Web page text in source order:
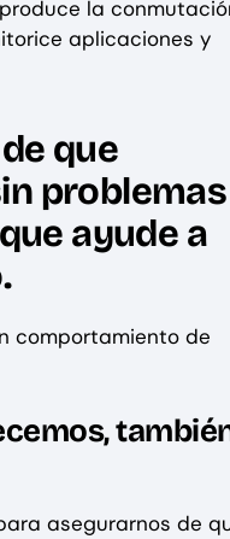
la
aplicaciones y
que
ayude a
comportamiento de
asegurarnos de